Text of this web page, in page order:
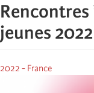
jeunes 2022
2022 - France